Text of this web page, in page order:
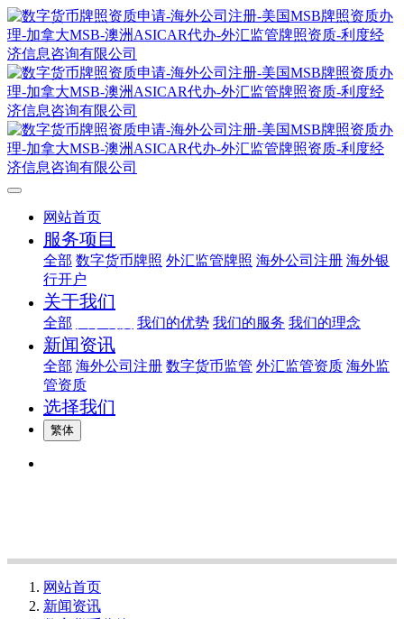
网站首页
服务项目
全部 数字货币牌照 外汇监管牌照 海外公司注册 海外银
行开户
关于我们
全部 我们的优势 我们的服务 我们的理念
新闻资讯
全部 海外公司注册 数字货币监管 外汇监管资质 海外监
管资质
选择我们
繁体
网站首页
新闻资讯